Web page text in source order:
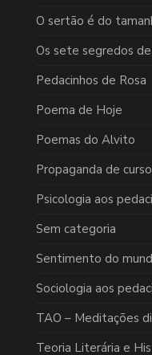
O sertão é do
Os sete segredos
Pedacinhos de Rosa
Poema de Hoje
Poemas do Alvito
Propaganda de
Psicologia aos
Sem categoria
Sentimento do
Sociologia aos
TAO – Meditações
Teoria Literária e